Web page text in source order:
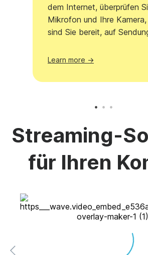
dem Internet, überprüfen
Mikrofon und Ihre
sind Sie bereit, auf
Learn more →
Streaming-
für Ihren